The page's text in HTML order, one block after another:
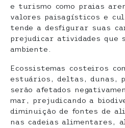
e turismo como praias
valores paisagísticos e
tende a desfigurar suas
prejudicar atividades que
ambiente.
Ecossistemas costeiros
estuários, deltas, dunas,
serão afetados
mar, prejudicando a
diminuição de fontes de
nas cadeias alimentares,